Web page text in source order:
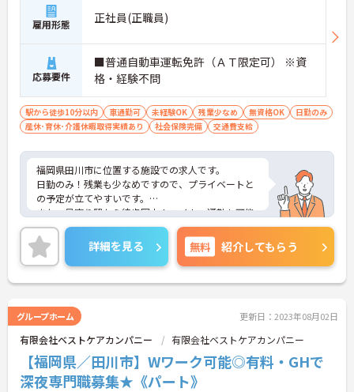
雇用形態 正社員(正職員)
応募要件
■普通自動車運転免許（ＡＴ限定可） ※資
格・経験不問
駅から徒歩10分以内 車通勤可 未経験OK 残業少なめ 無資格OK
日勤のみ
産休･育休･介護休暇取得実績あり
社会保険完備 交通費支給
福岡県田川市に位置する施設での求人です。
日勤のみ！残業も少なめですので、プライベートと
の予定が立てやすいです。
また、最寄り駅から徒歩圏内！マイカー通勤も可能
ですので、通勤ラクラクです。
ご興味のある方は、お気軽にお問い合わせくださ
い。
詳細を見る 無料 紹介してもらう
グループホーム 更新日：2023年08月02日
有限会社ベストケアカンパニー 有限会社ベストケアカンパニー
【福岡県／田川市】Wワーク可能◎有料・GHで
深夜専門職募集★《パート》